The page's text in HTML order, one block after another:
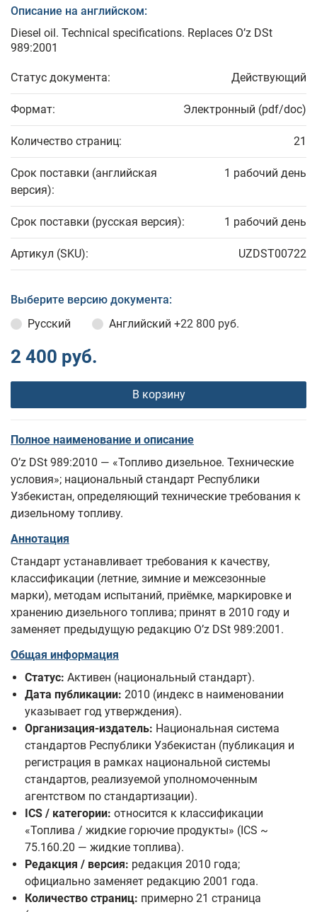
Описание на английском:
Diesel oil. Technical specifications. Replaces O’z DSt
989:2001
Статус документа: Действующий
Формат: Электронный (pdf/doc)
Количество страниц: 21
Срок поставки (английская
версия):
1 рабочий день
Срок поставки (русская версия): 1 рабочий день
Артикул (SKU): UZDST00722
Выберите версию документа:
Русский
Английский +22 800 руб.
2 400 руб.
В корзину
Полное наименование и описание
O’z DSt 989:2010 — «Топливо дизельное. Технические
условия»; национальный стандарт Республики
Узбекистан, определяющий технические требования к
дизельному топливу.
Аннотация
Стандарт устанавливает требования к качеству,
классификации (летние, зимние и межсезонные
марки), методам испытаний, приёмке, маркировке и
хранению дизельного топлива; принят в 2010 году и
заменяет предыдущую редакцию O’z DSt 989:2001.
Общая информация
Статус: Активен (национальный стандарт).
Дата публикации: 2010 (индекс в наименовании
указывает год утверждения).
Организация-издатель: Национальная система
стандартов Республики Узбекистан (публикация и
регистрация в рамках национальной системы
стандартов, реализуемой уполномоченным
агентством по стандартизации).
ICS / категории: относится к классификации
«Топлива / жидкие горючие продукты» (ICS ~
75.160.20 — жидкие топлива).
Редакция / версия: редакция 2010 года;
официально заменяет редакцию 2001 года.
Количество страниц: примерно 21 страница